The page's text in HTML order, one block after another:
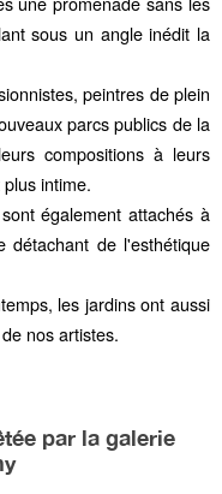
sous un angle inédit la
peintres de plein
parcs publics de la
compositions à leurs
intime.
également attachés à
détachant de l'esthétique
les jardins ont aussi
nos artistes.
par la galerie